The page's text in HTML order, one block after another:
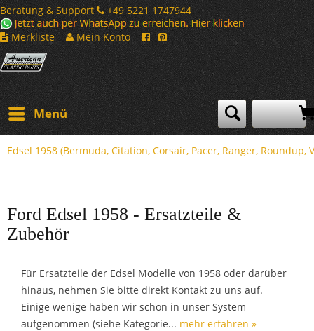
Beratung & Support
+49 5221 1747944
Merkliste
Mein Konto
Menü
Edsel 1958 (Bermuda, Citation, Corsair, Pacer, Ranger, Roundup,
Ford Edsel 1958 - Ersatzteile &
Zubehör
Für Ersatzteile der Edsel Modelle von 1958 oder darüber
hinaus, nehmen Sie bitte direkt Kontakt zu uns auf.
Einige wenige haben wir schon in unser System
aufgenommen (siehe Kategorie... mehr erfahren »